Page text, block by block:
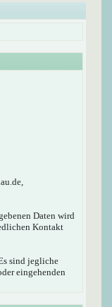
Daten wird
Kontakt
sind jegliche
eingehenden